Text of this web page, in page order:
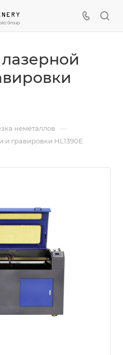
неметаллов —
и гравировки HL1390E